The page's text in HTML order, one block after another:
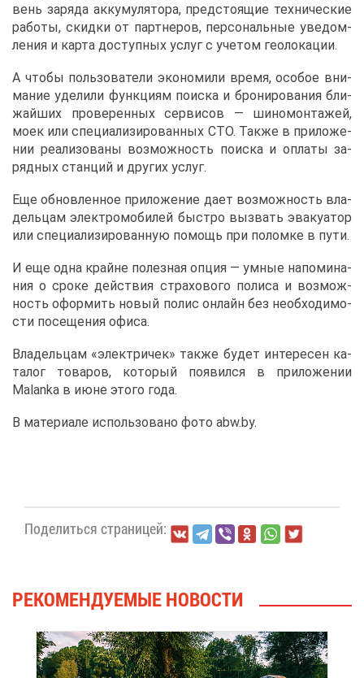
вень за­ря­да ак­ку­му­ля­то­ра, пред­сто­я­щие тех­ни­че­ские
ра­бо­ты, скид­ки от парт­не­ров, пер­со­наль­ные уве­дом­
ле­ния и кар­та до­ступ­ных услуг с уче­том гео­ло­ка­ции.
А что­бы поль­зо­ва­те­ли эко­но­ми­ли вре­мя, осо­бое вни­
ма­ние уде­ли­ли функ­ци­ям по­ис­ка и бро­ни­ро­ва­ния бли­
жай­ших про­ве­рен­ных сер­ви­сов — ши­но­мон­та­жей,
мо­ек или спе­ци­а­ли­зи­ро­ван­ных СТО. Та­к­же в при­ло­же­
нии ре­а­ли­зо­ва­ны воз­мож­ность по­ис­ка и опла­ты за­
ряд­ных стан­ций и дру­гих услуг.
Еще об­нов­лен­ное при­ло­же­ние да­ет воз­мож­ность вла­
дель­цам элек­тро­мо­би­лей быст­ро вы­звать эва­ку­а­тор
или спе­ци­а­ли­зи­ро­ван­ную по­мощь при по­лом­ке в пу­ти.
И еще од­на крайне по­лез­ная оп­ция — ум­ные на­по­ми­на­
ния о сро­ке дей­ствия стра­хо­во­го по­ли­са и воз­мож­
ность офор­мить но­вый по­лис он­лайн без необ­хо­ди­мо­
сти по­се­ще­ния офи­са.
Вла­дель­цам «элек­три­чек» та­к­же бу­дет ин­те­ре­сен ка­
та­лог то­ва­ров, ко­то­рый по­явил­ся в при­ло­же­нии
Malanka в июне это­го го­да.
В ма­те­ри­а­ле ис­поль­зо­ва­но фо­то abw.​by.
По­де­лить­ся стра­ни­цей:
РЕ­КО­МЕН­ДУ­Е­МЫЕ НО­ВО­СТИ